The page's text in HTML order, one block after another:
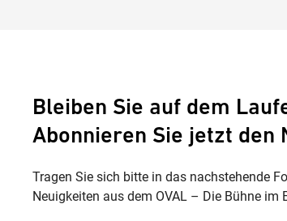
Bleiben Sie auf dem
Abonnieren Sie jetzt den
Tragen Sie sich bitte in das nachstehende
Neuigkeiten aus dem OVAL – Die Bühne im